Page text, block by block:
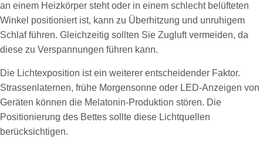
an einem Heizkörper steht oder in einem schlecht belüfteten
Winkel positioniert ist, kann zu Überhitzung und unruhigem
Schlaf führen. Gleichzeitig sollten Sie Zugluft vermeiden, da
diese zu Verspannungen führen kann.
Die Lichtexposition ist ein weiterer entscheidender Faktor.
Strassenlaternen, frühe Morgensonne oder LED-Anzeigen von
Geräten können die Melatonin-Produktion stören. Die
Positionierung des Bettes sollte diese Lichtquellen
berücksichtigen.